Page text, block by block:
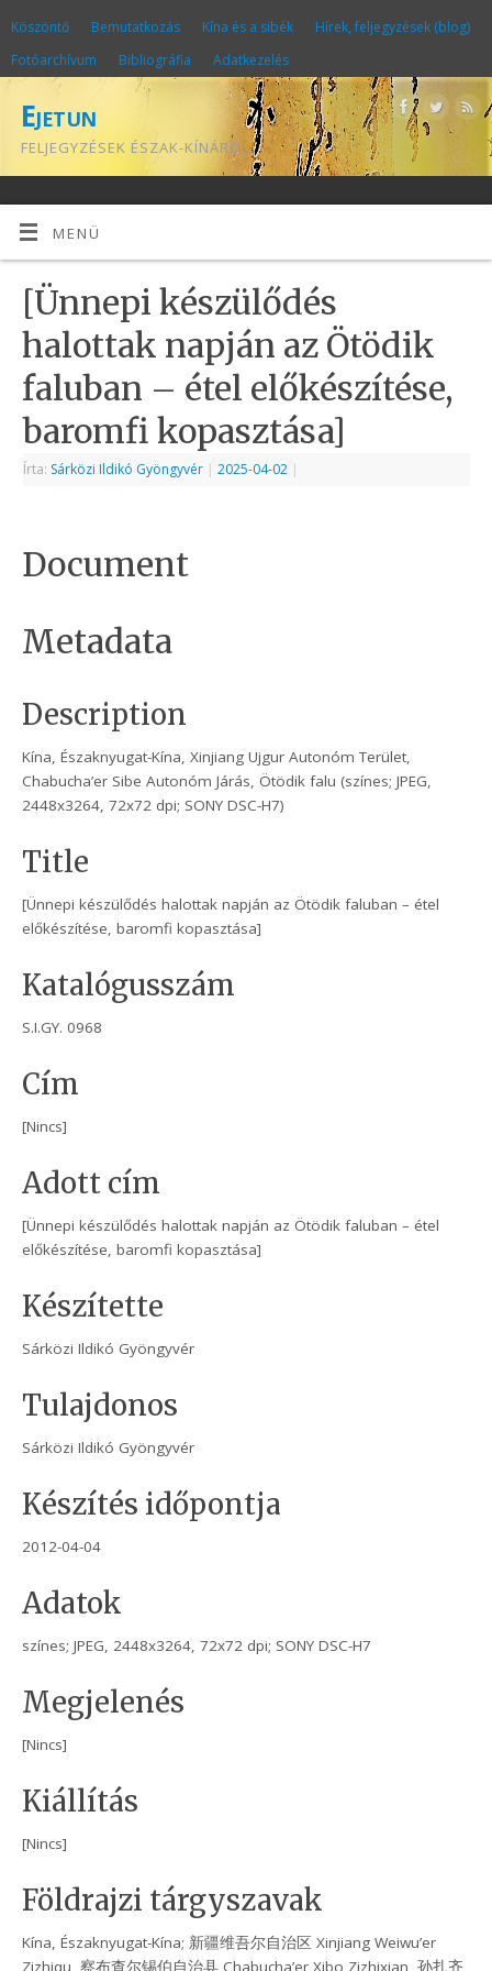
Köszöntő Bemutatkozás Kína és a sibék
Hírek, feljegyzések (blog)
Fotóarchívum
Bibliográfia Adatkezelés
Ejetun
FELJEGYZÉSEK ÉSZAK-KÍNÁRÓL
MENÜ
[Ünnepi készülődés
halottak napján az Ötödik
faluban – étel előkészítése,
baromfi kopasztása]
Írta: Sárközi Ildikó Gyöngyvér | 2025-04-02 |
Document
Metadata
Description
Kína, Északnyugat-Kína, Xinjiang Ujgur Autonóm Terület,
Chabucha’er Sibe Autonóm Járás, Ötödik falu (színes; JPEG,
2448x3264, 72x72 dpi; SONY DSC-H7)
Title
[Ünnepi készülődés halottak napján az Ötödik faluban – étel
előkészítése, baromfi kopasztása]
Katalógusszám
S.I.GY. 0968
Cím
[Nincs]
Adott cím
[Ünnepi készülődés halottak napján az Ötödik faluban – étel
előkészítése, baromfi kopasztása]
Készítette
Sárközi Ildikó Gyöngyvér
Tulajdonos
Sárközi Ildikó Gyöngyvér
Készítés időpontja
2012-04-04
Adatok
színes; JPEG, 2448x3264, 72x72 dpi; SONY DSC-H7
Megjelenés
[Nincs]
Kiállítás
[Nincs]
Földrajzi tárgyszavak
Kína, Északnyugat-Kína; 新疆维吾尔自治区 Xinjiang Weiwu’er
Zizhiqu, 察布查尔锡伯自治县 Chabucha’er Xibo Zizhixian, 孙扎齐